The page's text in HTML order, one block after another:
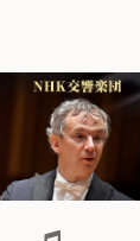
Aからの眺望